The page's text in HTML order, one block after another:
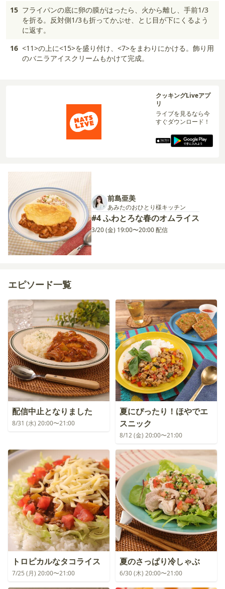
15 フライパンの底に卵の膜がはったら、火から離し、手前1/3
を折る。反対側1/3も折ってかぶせ、とじ目が下にくるよう
に返す。
16 <11>の上に<15>を盛り付け、<7>をまわりにかける。飾り用
のバニラアイスクリームもかけて完成。
クッキングLiveアプ
リ
ライブを見るなら今
すぐダウンロード！
前島亜美
あみたのおひとり様キッチン
#4 ふわとろな春のオムライス
3/20 (金) 19:00〜20:00 配信
エピソード一覧
配信中止となりました
8/31 (水) 20:00〜21:00
夏にぴったり！ほやでエ
スニック
8/12 (金) 20:00〜21:00
トロピカルなタコライス
7/25 (月) 20:00〜21:00
夏のさっぱり冷しゃぶ
6/30 (木) 20:00〜21:00